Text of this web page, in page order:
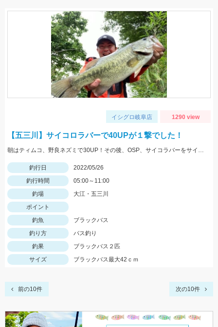
イシグロ岐阜店 1290 view
【五三川】サイコロラバーで40UPが１撃でした！
朝はティムコ、野良ネズミで30UP！その後、OSP、サイコラバーをサイトで使い、40UPをGETしました！
釣行日
2022/05/26
釣行時間
05:00～11:00
釣場
大江・五三川
ポイント
釣魚
ブラックバス
釣り方
バス釣り
釣果
ブラックバス２匹
サイズ
ブラックバス最大42ｃｍ
前の10件 次の10件